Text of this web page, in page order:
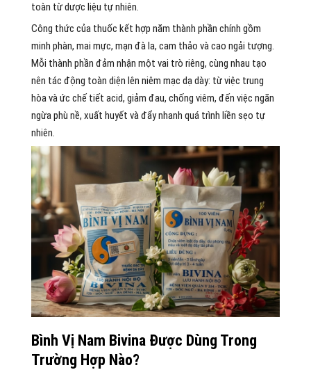
toàn từ dược liệu tự nhiên.
Công thức của thuốc kết hợp năm thành phần chính gồm
minh phàn, mai mực, mạn đà la, cam thảo và cao ngải tượng.
Mỗi thành phần đảm nhận một vai trò riêng, cùng nhau tạo
nên tác động toàn diện lên niêm mạc dạ dày: từ việc trung
hòa và ức chế tiết acid, giảm đau, chống viêm, đến việc ngăn
ngừa phù nề, xuất huyết và đẩy nhanh quá trình liền sẹo tự
nhiên.
Bình Vị Nam Bivina Được Dùng Trong
Trường Hợp Nào?